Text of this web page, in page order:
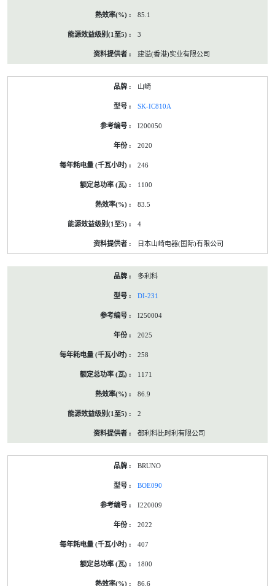
85.1
3
建溢(香港)实业有限公司
山崎
SK-IC810A
I200050
2020
246
1100
83.5
4
日本山崎电器(国际)有限公司
多利科
DI-231
I250004
2025
258
1171
86.9
2
都利科比时利有限公司
BRUNO
BOE090
I220009
2022
407
1800
86.6